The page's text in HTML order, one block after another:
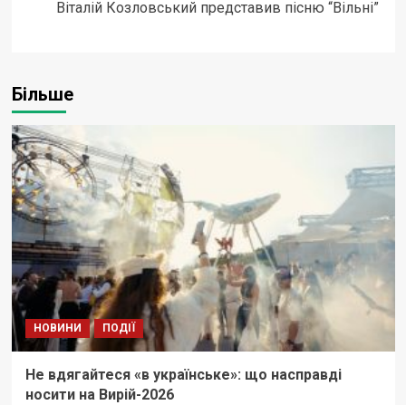
Віталій Козловський представив пісню “Вільні”
Більше
НОВИНИ ПОДІЇ
Не вдягайтеся «в українське»: що насправді
носити на Вирій-2026